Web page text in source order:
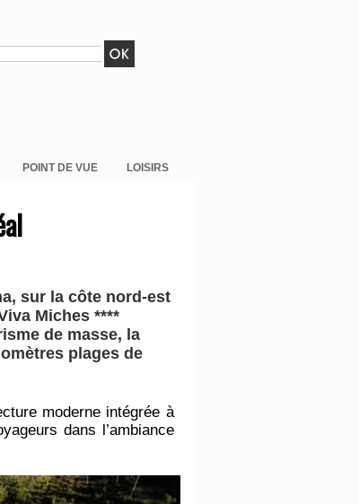
POINT DE VUE LOISIRS
sur la côte nord-est
Miches ****
de masse, la
plages de
moderne intégrée à
dans l’ambiance